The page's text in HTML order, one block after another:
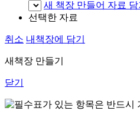
새 책장 만들어 자료 담
선택한 자료
취소 내책장에 담기
새책장 만들기
닫기
표가 있는 항목은 반드시